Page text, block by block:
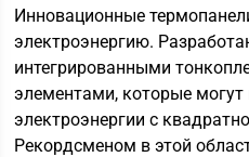
Инновационные
электроэнергию.
интегрированными
элементами, которые
электроэнергии с
Рекордсменом в этой